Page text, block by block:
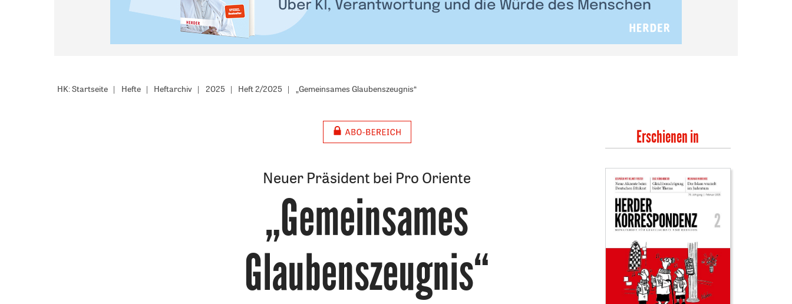
HK: Startseite Hefte Heftarchiv 2025 Heft 2/2025 „Gemeinsames Glaubenszeugnis“
Neuer Präsident bei Pro Oriente
:
„Gemeinsames
Glaubenszeugnis“
Erschienen in